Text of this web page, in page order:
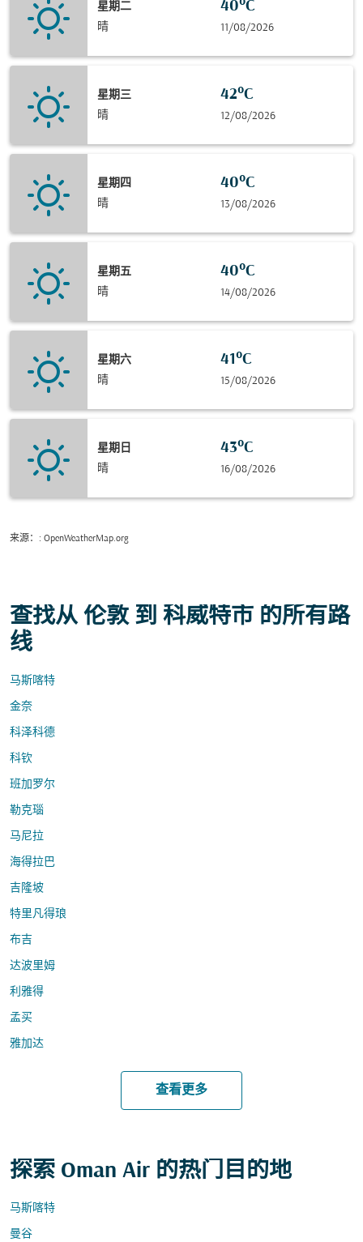
星期二
晴
40°C
11/08/2026
星期三
晴
42°C
12/08/2026
星期四
晴
40°C
13/08/2026
星期五
晴
40°C
14/08/2026
星期六
晴
41°C
15/08/2026
星期日
晴
43°C
16/08/2026
来源： : OpenWeatherMap.org
查找从 伦敦 到 科威特市 的所有路
线
马斯喀特
金奈
科泽科德
科钦
班加罗尔
勒克瑙
马尼拉
海得拉巴
吉隆坡
特里凡得琅
布吉
达波里姆
利雅得
孟买
雅加达
查看更多
探索 Oman Air 的热门目的地
马斯喀特
曼谷